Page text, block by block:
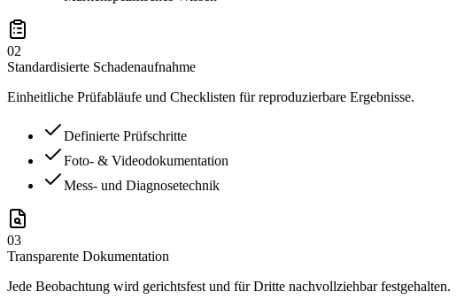
02
Standardisierte Schadenaufnahme
Einheitliche Prüfabläufe und Checklisten für reproduzierbare Ergebnisse.
Definierte Prüfschritte
Foto- & Videodokumentation
Mess- und Diagnosetechnik
03
Transparente Dokumentation
Jede Beobachtung wird gerichtsfest und für Dritte nachvollziehbar festgehalten.